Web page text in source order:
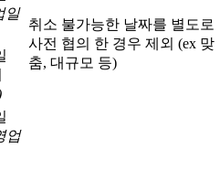
일
취소 불가능한 날짜를 별도로
사전 협의 한 경우 제외 (ex 맞
춤, 대규모 등)
업